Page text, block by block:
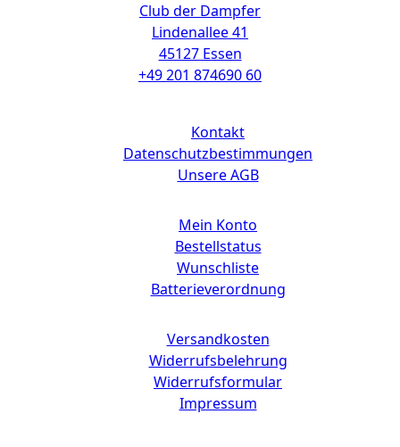
Club der Dampfer
Lindenallee 41
45127 Essen
+49 201 874690 60
Kontakt
Datenschutzbestimmungen
Unsere AGB
Mein Konto
Bestellstatus
Wunschliste
Batterieverordnung
Versandkosten
Widerrufsbelehrung
Widerrufsformular
Impressum